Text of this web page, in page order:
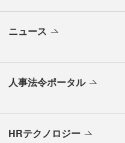
ニュース
人事法令ポータル
HRテクノロジー